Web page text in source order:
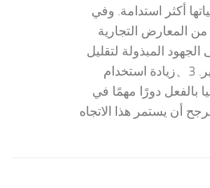
أكثر استدامة. وفي
من المعارض التجارية
الجهود المبذولة لتقليل
النفايات وتعزيز إعادة التدوير. 3、زيادة استخدام
بالفعل دورًا مهمًا في
أن يستمر هذا الاتجاه